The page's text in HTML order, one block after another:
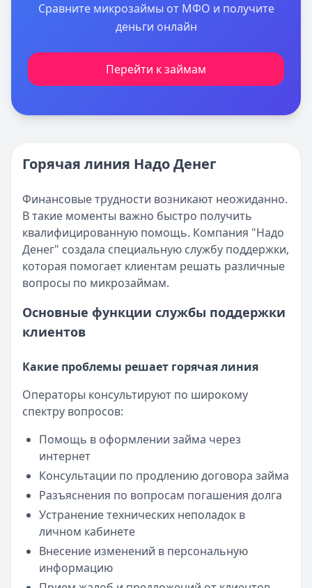
Сравните микрозаймы от МФО и получите
деньги онлайн
Перейти к займам
Горячая линия Надо Денег
Финансовые трудности возникают неожиданно.
В такие моменты важно быстро получить
квалифицированную помощь. Компания "Надо
Денег" создала специальную службу поддержки,
которая помогает клиентам решать различные
вопросы по микрозаймам.
Основные функции службы поддержки
клиентов
Какие проблемы решает горячая линия
Операторы консультируют по широкому
спектру вопросов:
Помощь в оформлении займа через
интернет
Консультации по продлению договора займа
Разъяснения по вопросам погашения долга
Устранение технических неполадок в
личном кабинете
Внесение изменений в персональную
информацию